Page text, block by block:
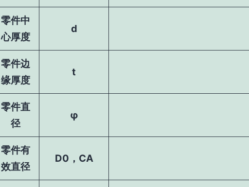
零件中
心厚度
d
零件边
缘厚度
t
零件直
径
φ
零件有
效直径
D0，CA